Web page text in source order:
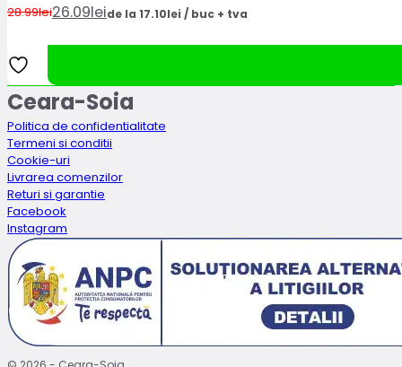
28.99lei
Prețul
a
fost:
28.99lei.
26.09lei
Prețul
curent
este:
26.09lei.
de la 17.10lei / buc + tva
Ceara-Soia
Politica de confidentialitate
Termeni si conditii
Cookie-uri
Livrarea comenzilor
Returi si garantie
Facebook
Instagram